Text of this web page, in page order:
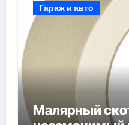
Гараж и авто
Малярный